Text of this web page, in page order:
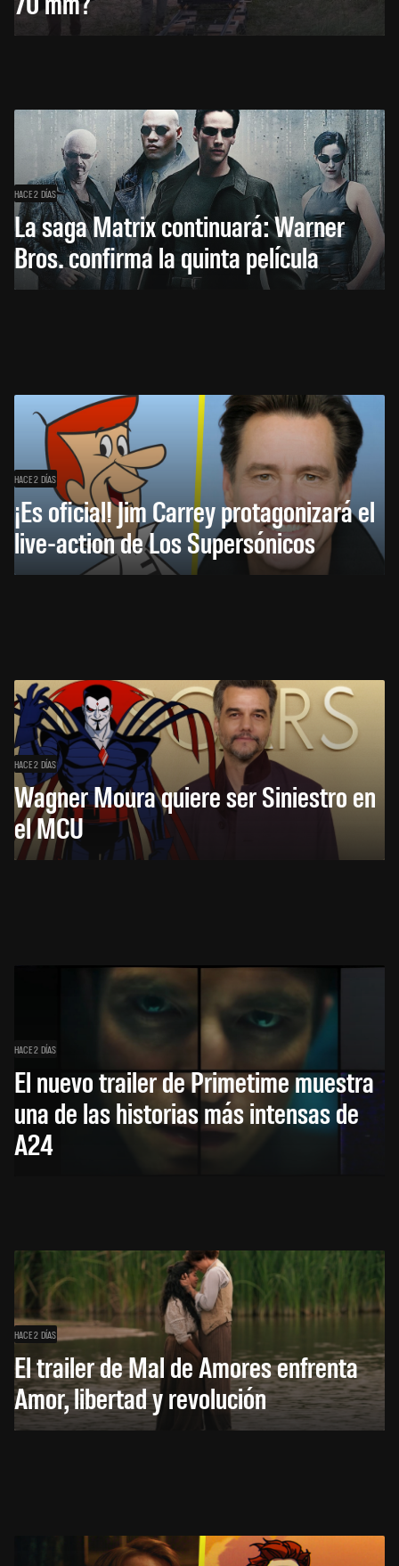
HACE 2 DÍAS
La saga Matrix continuará: Warner
Bros. confirma la quinta película
HACE 2 DÍAS
¡Es oficial! Jim Carrey protagonizará el
live-action de Los Supersónicos
HACE 2 DÍAS
Wagner Moura quiere ser Siniestro en
el MCU
HACE 2 DÍAS
El nuevo trailer de Primetime muestra
una de las historias más intensas de
A24
HACE 2 DÍAS
El trailer de Mal de Amores enfrenta
Amor, libertad y revolución